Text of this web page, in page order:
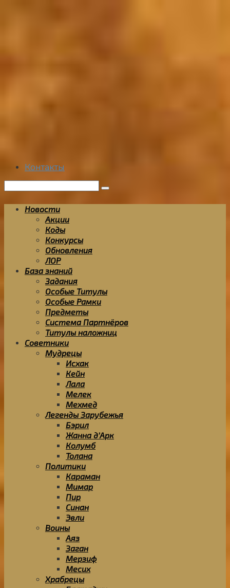
Контакты
Новости
Акции
Коды
Конкурсы
Обновления
ЛОР
База знаний
Задания
Особые Титулы
Особые Рамки
Предметы
Система Партнёров
Титулы наложниц
Советники
Мудрецы
Исхак
Кейн
Лала
Мелек
Мехмед
Легенды Зарубежья
Бэрил
Жанна д’Арк
Колумб
Толана
Политики
Караман
Мимар
Пир
Синан
Эвли
Воины
Аяз
Заган
Мерзиф
Месих
Храбрецы